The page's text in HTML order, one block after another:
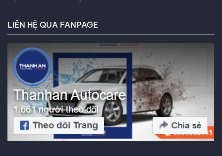
tìm được loại lốp hoàn hảo, đáp
ứng chính xác nhu cầu và ngân
sách của bạn. Kết nối với tôi trên
Facebook,TikTok, Youtube ,
LIÊN HỆ QUA FANPAGE